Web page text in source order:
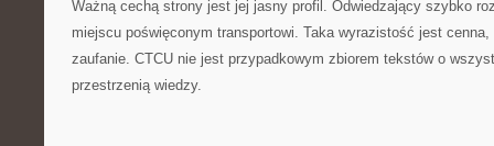
Ważną cechą strony jest jej jasny profil. Odwiedzający szybko
miejscu poświęconym transportowi. Taka wyrazistość jest cenna,
zaufanie. CTCU nie jest przypadkowym zbiorem tekstów o
przestrzenią wiedzy.